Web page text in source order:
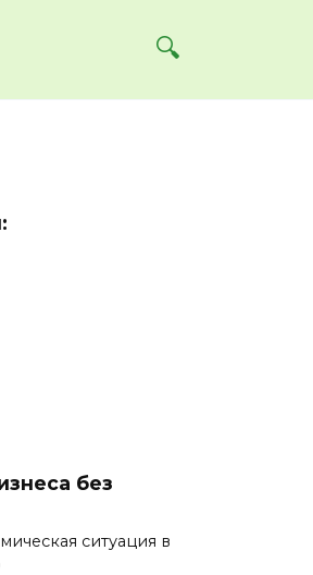
без
ситуация в